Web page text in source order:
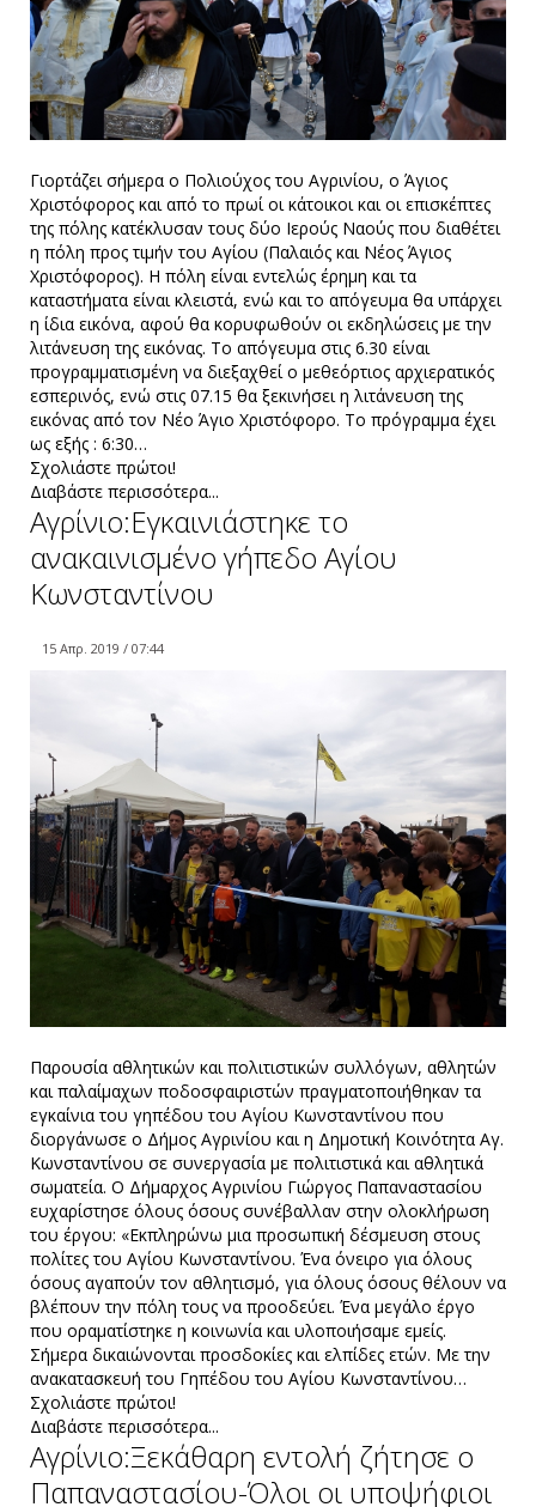
Γιορτάζει σήμερα ο Πολιούχος του Αγρινίου, ο Άγιος
Χριστόφορος και από το πρωί οι κάτοικοι και οι επισκέπτες
της πόλης κατέκλυσαν τους δύο Ιερούς Ναούς που διαθέτει
η πόλη προς τιμήν του Αγίου (Παλαιός και Νέος Άγιος
Χριστόφορος). Η πόλη είναι εντελώς έρημη και τα
καταστήματα είναι κλειστά, ενώ και το απόγευμα θα υπάρχει
η ίδια εικόνα, αφού θα κορυφωθούν οι εκδηλώσεις με την
λιτάνευση της εικόνας. Το απόγευμα στις 6.30 είναι
προγραμματισμένη να διεξαχθεί ο μεθεόρτιος αρχιερατικός
εσπερινός, ενώ στις 07.15 θα ξεκινήσει η λιτάνευση της
εικόνας από τον Νέο Άγιο Χριστόφορο. Το πρόγραμμα έχει
ως εξής : 6:30…
Σχολιάστε πρώτοι!
Διαβάστε περισσότερα...
Αγρίνιο:Εγκαινιάστηκε το
ανακαινισμένο γήπεδο Αγίου
Κωνσταντίνου
15 Απρ. 2019 / 07:44
Παρουσία αθλητικών και πολιτιστικών συλλόγων, αθλητών
και παλαίμαχων ποδοσφαιριστών πραγματοποιήθηκαν τα
εγκαίνια του γηπέδου του Αγίου Κωνσταντίνου που
διοργάνωσε ο Δήμος Αγρινίου και η Δημοτική Κοινότητα Αγ.
Κωνσταντίνου σε συνεργασία με πολιτιστικά και αθλητικά
σωματεία. Ο Δήμαρχος Αγρινίου Γιώργος Παπαναστασίου
ευχαρίστησε όλους όσους συνέβαλλαν στην ολοκλήρωση
του έργου: «Εκπληρώνω μια προσωπική δέσμευση στους
πολίτες του Αγίου Κωνσταντίνου. Ένα όνειρο για όλους
όσους αγαπούν τον αθλητισμό, για όλους όσους θέλουν να
βλέπουν την πόλη τους να προοδεύει. Ένα μεγάλο έργο
που οραματίστηκε η κοινωνία και υλοποιήσαμε εμείς.
Σήμερα δικαιώνονται προσδοκίες και ελπίδες ετών. Με την
ανακατασκευή του Γηπέδου του Αγίου Κωνσταντίνου…
Σχολιάστε πρώτοι!
Διαβάστε περισσότερα...
Αγρίνιο:Ξεκάθαρη εντολή ζήτησε ο
Παπαναστασίου-Όλοι οι υποψήφιοι